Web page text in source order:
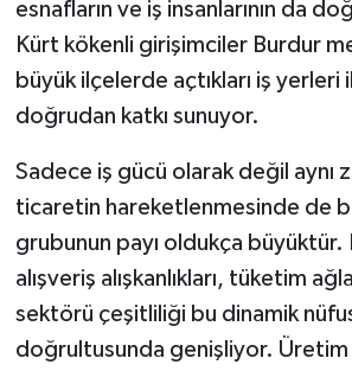
esnafların ve iş insanlarının da
Kürt kökenli girişimciler Burdur
büyük ilçelerde açtıkları iş yerleri
doğrudan katkı sunuyor.
Sadece iş gücü olarak değil aynı
ticaretin hareketlenmesinde de
grubunun payı oldukça
alışveriş alışkanlıkları, tüketim
sektörü çeşitliliği bu dinamik
doğrultusunda genişliyor.